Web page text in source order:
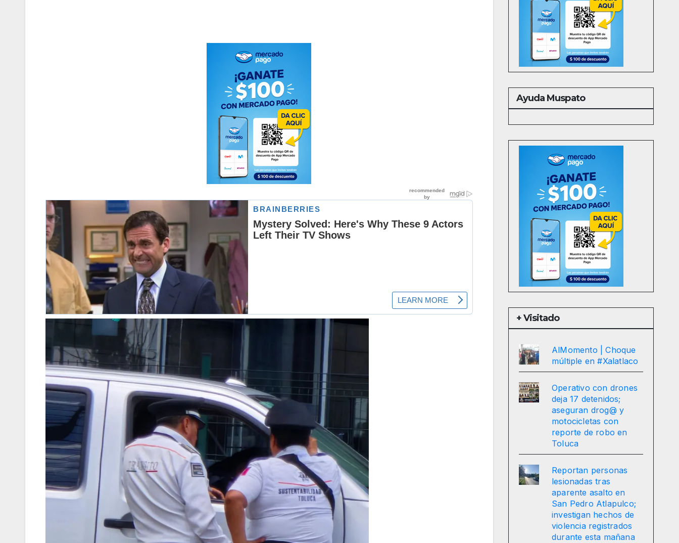
Ayuda Muspato
+ Visitado
AlMomento | Choque
múltiple en #Xalatlaco
Operativo con drones
deja 17 detenidos;
aseguran drog@ y
motocicletas con
reporte de robo en
Toluca
Reportan personas
lesionadas tras
aparente asalto en
San Pedro Atlapulco;
investigan hechos de
violencia registrados
durante esta mañana